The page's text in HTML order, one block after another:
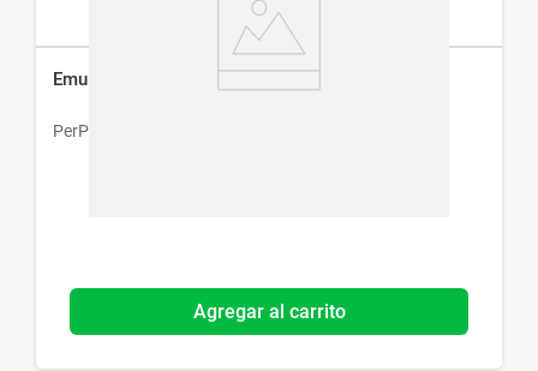
Emulsión Facial Perpiel Vitamina A x 80 ml
PerPiel
Agregar al carrito